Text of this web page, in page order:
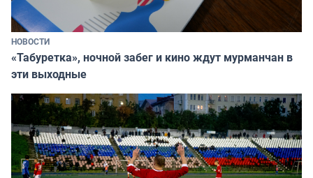
НОВОСТИ
«Табуретка», ночной забег и кино ждут мурманчан в
эти выходные